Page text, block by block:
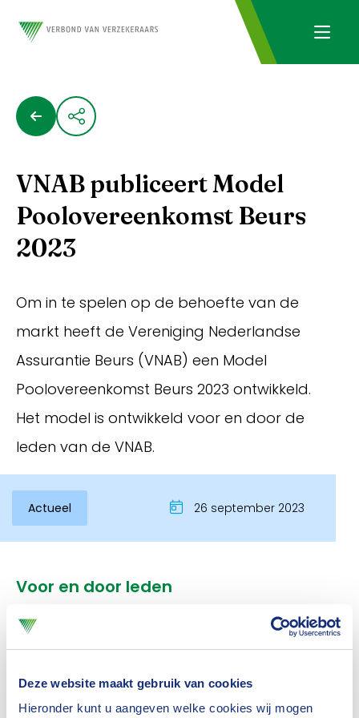
Deze website maakt gebruik van cookies
Hieronder kunt u aangeven welke cookies wij mogen
VNAB publiceert Model
Poolovereenkomst Beurs
2023
Om in te spelen op de behoefte van de
markt heeft de Vereniging Nederlandse
Assurantie Beurs (VNAB) een Model
Poolovereenkomst Beurs 2023 ontwikkeld.
Het model is ontwikkeld voor en door de
leden van de VNAB.
Actueel 26 september 2023
Voor en door leden
Een eerste aanzet is gedaan door de werkgroep
Uitbesteding van het Verbond van Verzekeraars.
over het eerste concept. Na